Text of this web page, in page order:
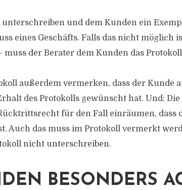
unterschreiben und dem Kunden ein
eines Geschäfts. Falls das nicht möglich
muss der Berater dem Kunden das
außerdem vermerken, dass der Kunde
des Protokolls gewünscht hat. Und:
für den Fall einräumen, dass
Auch das muss im Protokoll vermerkt
nicht unterschreiben.
BESONDERS